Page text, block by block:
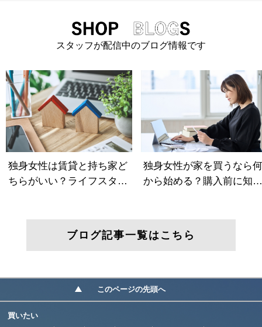
スタッフが配信中のブログ情報です
ブログ記事一覧はこちら
このページの先頭へ
買いたい